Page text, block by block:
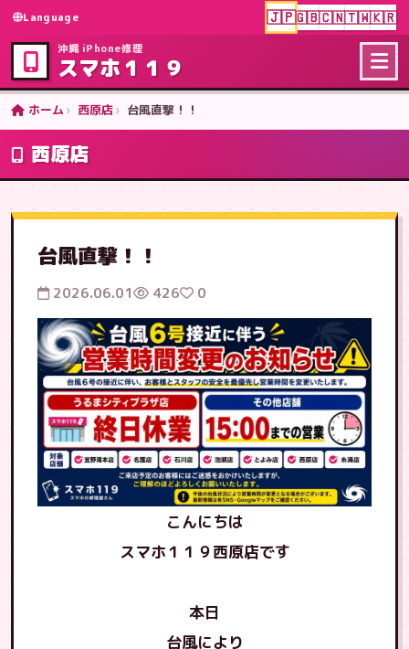
Language 🇯🇵🇬🇧🇨🇳🇹🇼🇰🇷
沖縄 iPhone修理
スマホ１１９
ホーム 西原店 台風直撃！！
西原店
台風直撃！！
2026.06.01 426 0
こんにちは
スマホ１１９西原店です
本日
台風により